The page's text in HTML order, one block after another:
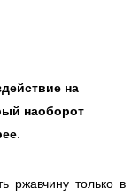
на
наоборот
ржавчину только в